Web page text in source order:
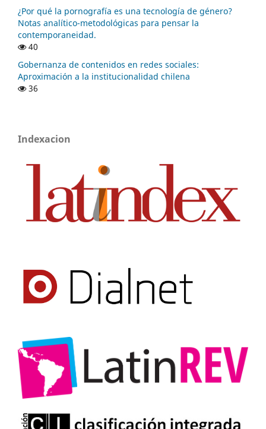
¿Por qué la pornografía es una tecnología de género?
Notas analítico-metodológicas para pensar la
contemporaneidad.
40
Gobernanza de contenidos en redes sociales:
Aproximación a la institucionalidad chilena
36
Indexacion